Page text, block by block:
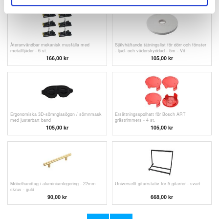
Återanvändbar mekanisk musfälla med
metallfjäder - 6 st.
166,00 kr
Självhäftande tätningslist för dörr och fönster
- ljud- och väderskyddad - 5m - Vit
105,00 kr
Ergonomiska 3D-sömnglasögon / sömnmask
med justerbart band
105,00 kr
Ersättningsspolhatt för Bosch ART
grästrimmers - 4 st.
105,00 kr
Möbelhandtag i aluminiumlegering - 22mm
skruv - guld
90,00 kr
Universellt gitarrstativ för 5 gitarrer - svart
668,00 kr